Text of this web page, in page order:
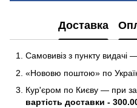
Доставка
Самовивіз з пункту видачі
«Нововю поштою» по
Кур'єром по Києву — при
вартість доставки -